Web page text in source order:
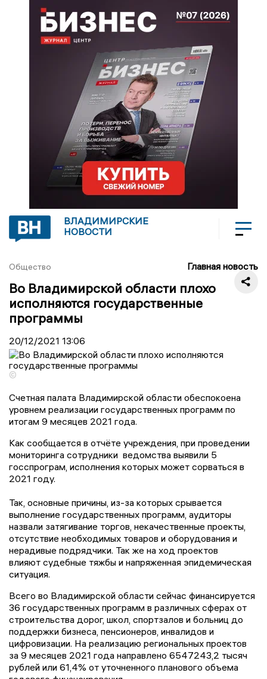
ВЛАДИМИРСКИЕ
НОВОСТИ
Общество Главная новость
Во Владимирской области плохо
исполняются государственные
программы
20/12/2021 13:06
©
Счетная палата Владимирской области обеспокоена
уровнем реализации государственных программ по
итогам 9 месяцев 2021 года.
Как сообщается в отчёте учреждения, при проведении
мониторинга сотрудники ведомства выявили 5
госспрограм, исполнения которых может сорваться в
2021 году.
Так, основные причины, из-за которых срывается
выполнение государственных программ, аудиторы
назвали затягивание торгов, некачественные проекты,
отсутствие необходимых товаров и оборудования и
нерадивые подрядчики. Так же на ход проектов
влияют судебные тяжбы и напряженная эпидемическая
ситуация.
Всего во Владимирской области сейчас финансируется
36 государственных программ в различных сферах от
строительства дорог, школ, спортзалов и больниц до
поддержки бизнеса, пенсионеров, инвалидов и
цифровизации. На реализацию региональных проектов
за 9 месяцев 2021 года направлено 6547243,2 тысяч
рублей или 61,4% от уточненного планового объема